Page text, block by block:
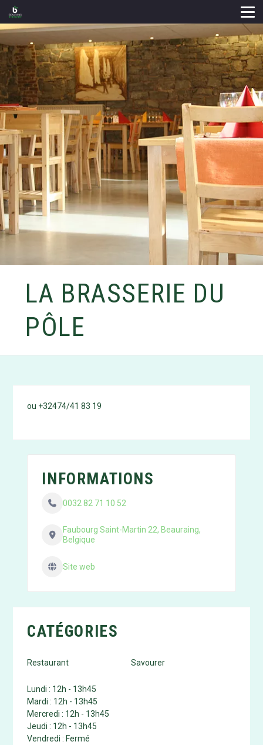
LA BRASSERIE DU
PÔLE
ou +32474/41 83 19
INFORMATIONS
0032 82 71 10 52
Faubourg Saint-Martin 22, Beauraing,
Belgique
Site web
CATÉGORIES
Restaurant Savourer
Lundi : 12h - 13h45
Mardi : 12h - 13h45
Mercredi : 12h - 13h45
Jeudi : 12h - 13h45
Vendredi : Fermé